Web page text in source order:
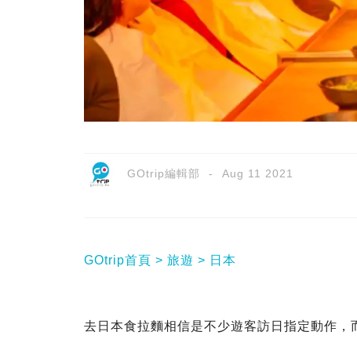
GOtrip編輯部 Aug 11 2021
GOtrip首頁 旅遊 日本
去日本食拉麵相信是不少遊客訪日指定動作